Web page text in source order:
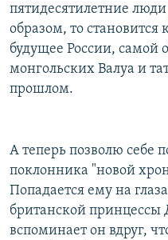
пятидесятилетние
образом, то становится
будущее России, самой
монгольских Валуа и
прошлом.
А теперь позволю себе
поклонника "новой
Попадается ему на
британской
вспоминает он вдруг,